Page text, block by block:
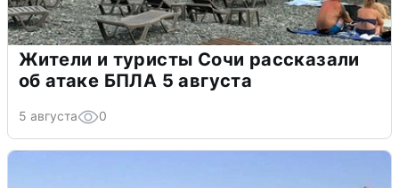
Жители и туристы Сочи рассказали
об атаке БПЛА 5 августа
5 августа 0